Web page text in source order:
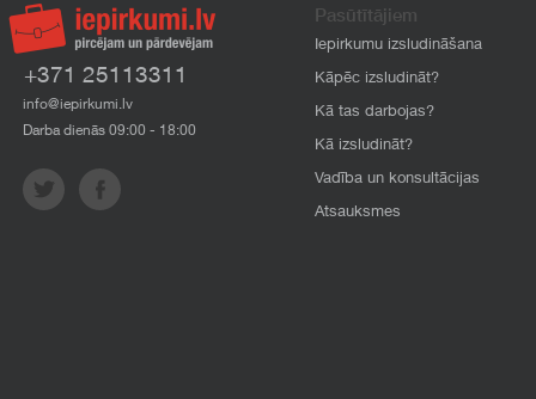
+371 25113311
info@iepirkumi.lv
Darba dienās 09:00 - 18:00
Pasūtītājiem
Iepirkumu izsludināšana
Kāpēc izsludināt?
Kā tas darbojas?
Kā izsludināt?
Vadība un konsultācijas
Atsauksmes